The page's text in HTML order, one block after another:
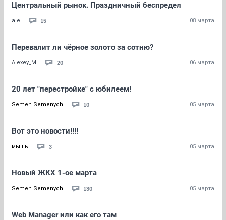
Центральный рынок. Праздничный беспредел
ale 15 08 марта
Перевалит ли чёрное золото за сотню?
Alexey_M 20 06 марта
20 лет "перестройке" с юбилеем!
Semen Semenych 10 05 марта
Вот это новости!!!!
мышь 3 05 марта
Новый ЖКХ 1-ое марта
Semen Semenych 130 05 марта
Web Manager или как его там